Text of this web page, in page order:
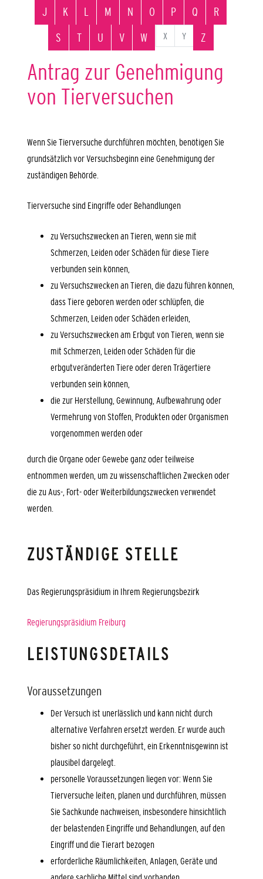
J
K L M N O P Q
R
S
T U V W X Y Z
Antrag zur Genehmigung
von Tierversuchen
Wenn Sie Tierversuche durchführen möchten, benötigen Sie
grundsätzlich vor Versuchsbeginn eine Genehmigung der
zuständigen Behörde.
Tierversuche sind Eingriffe oder Behandlungen
zu Versuchszwecken an Tieren, wenn sie mit
Schmerzen, Leiden oder Schäden für diese Tiere
verbunden sein können,
zu Versuchszwecken an Tieren, die dazu führen können,
dass Tiere geboren werden oder schlüpfen, die
Schmerzen, Leiden oder Schäden erleiden,
zu Versuchszwecken am Erbgut von Tieren, wenn sie
mit Schmerzen, Leiden oder Schäden für die
erbgutveränderten Tiere oder deren Trägertiere
verbunden sein können,
die zur Herstellung, Gewinnung, Aufbewahrung oder
Vermehrung von Stoffen, Produkten oder Organismen
vorgenommen werden oder
durch die Organe oder Gewebe ganz oder teilweise
entnommen werden, um zu wissenschaftlichen Zwecken oder
die zu Aus-, Fort- oder Weiterbildungszwecken verwendet
werden.
ZUSTÄNDIGE STELLE
Das Regierungspräsidium in Ihrem Regierungsbezirk
Regierungspräsidium Freiburg
LEISTUNGSDETAILS
Voraussetzungen
Der Versuch ist unerlässlich und kann nicht durch
alternative Verfahren ersetzt werden. Er wurde auch
bisher so nicht durchgeführt, ein Erkenntnisgewinn ist
plausibel dargelegt.
personelle Voraussetzungen liegen vor: Wenn Sie
Tierversuche leiten, planen und durchführen, müssen
Sie Sachkunde nachweisen, insbesondere hinsichtlich
der belastenden Eingriffe und Behandlungen, auf den
Eingriff und die Tierart bezogen
erforderliche Räumlichkeiten, Anlagen, Geräte und